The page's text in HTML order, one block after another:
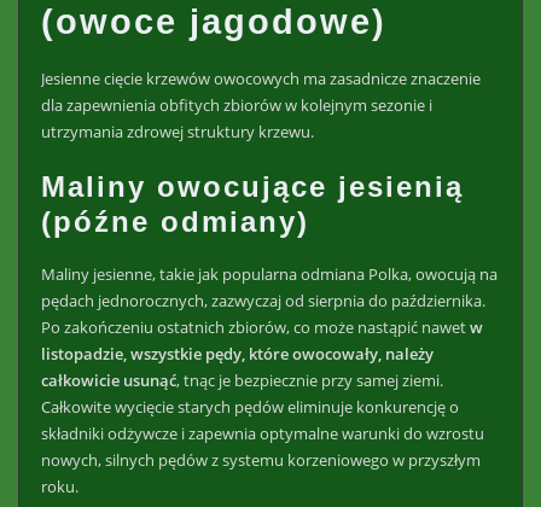
(owoce jagodowe)
Jesienne cięcie krzewów owocowych ma zasadnicze znaczenie
dla zapewnienia obfitych zbiorów w kolejnym sezonie i
utrzymania zdrowej struktury krzewu.
Maliny owocujące jesienią
(późne odmiany)
Maliny jesienne, takie jak popularna odmiana Polka, owocują na
pędach jednorocznych, zazwyczaj od sierpnia do października.
Po zakończeniu ostatnich zbiorów, co może nastąpić nawetw
listopadzie, wszystkie pędy, które owocowały, należy
całkowicie usunąć, tnąc je bezpiecznie przy samej ziemi.
Całkowite wycięcie starych pędów eliminuje konkurencję o
składniki odżywcze i zapewnia optymalne warunki do wzrostu
nowych, silnych pędów z systemu korzeniowego w przyszłym
roku.